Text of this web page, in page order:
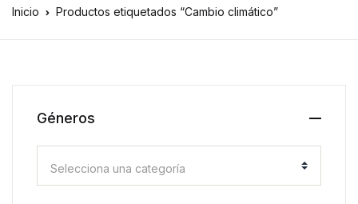
Inicio Productos etiquetados “Cambio climático”
Géneros
Selecciona una categoría